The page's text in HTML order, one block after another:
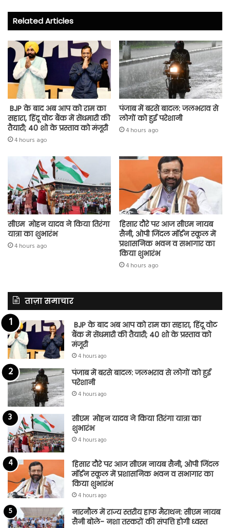
o
ok
er A
p
p
Related Articles
BJP के बाद अब आप को राम का
सहारा, हिंदू वोट बैंक में सेंधमारी की
तैयारी; 40 शो के प्रस्ताव को मंजूरी
4 hours ago
पंजाब में बरसे बादल: जलभराव से
लोगों को हुई परेशानी
4 hours ago
सीएम मोहन यादव ने किया तिरंगा
यात्रा का शुभारंभ
4 hours ago
हिसार दौरे पर आज सीएम नायब
सैनी, ओपी जिंदल मॉर्डन स्कूल में
प्रशासनिक भवन व सभागार का
किया शुभारंभ
4 hours ago
ताज़ा समाचार
BJP के बाद अब आप को राम का सहारा, हिंदू वोट
बैंक में सेंधमारी की तैयारी; 40 शो के प्रस्ताव को
मंजूरी
4 hours ago
पंजाब में बरसे बादल: जलभराव से लोगों को हुई
परेशानी
4 hours ago
सीएम मोहन यादव ने किया तिरंगा यात्रा का
शुभारंभ
4 hours ago
हिसार दौरे पर आज सीएम नायब सैनी, ओपी जिंदल
मॉर्डन स्कूल में प्रशासनिक भवन व सभागार का
किया शुभारंभ
4 hours ago
नारनौल में राज्य स्तरीय हाफ मैराथन: सीएम नायब
सैनी बोले- नशा तस्करों की संपत्ति होगी ध्वस्त